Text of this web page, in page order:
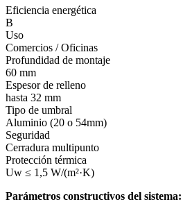
Eficiencia energética
B
Uso
Comercios / Oficinas
Profundidad de montaje
60 mm
Espesor de relleno
hasta 32 mm
Tipo de umbral
Aluminio (20 o 54mm)
Seguridad
Cerradura multipunto
Protección térmica
Uw ≤ 1,5 W/(m²·K)
Parámetros constructivos del sistema: